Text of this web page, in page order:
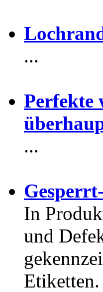
...
Perfekte
...
In
und
Etiketten.